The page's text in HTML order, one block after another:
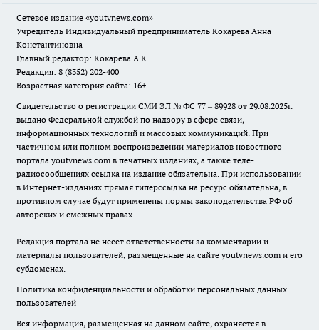
Сетевое издание «youtvnews.com»
Учредитель Индивидуальный предприниматель Кокарева Анна
Константиновна
Главный редактор: Кокарева А.К.
Редакция: 8 (8352) 202-400
Возрастная категория сайта: 16+
Свидетельство о регистрации СМИ ЭЛ № ФС 77 – 89928 от 29.08.2025г.
выдано Федеральной службой по надзору в сфере связи,
информационных технологий и массовых коммуникаций. При
частичном или полном воспроизведении материалов новостного
портала youtvnews.com в печатных изданиях, а также теле-
радиосообщениях ссылка на издание обязательна. При использовании
в Интернет-изданиях прямая гиперссылка на ресурс обязательна, в
противном случае будут применены нормы законодательства РФ об
авторских и смежных правах.
Редакция портала не несет ответственности за комментарии и
материалы пользователей, размещенные на сайте youtvnews.com и его
субдоменах.
Политика конфиденциальности и обработки персональных данных
пользователей
Вся информация, размещенная на данном сайте, охраняется в